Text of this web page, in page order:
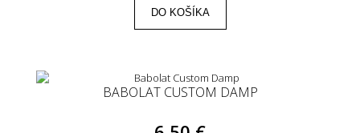
DO KOŠÍKA
BABOLAT CUSTOM DAMP